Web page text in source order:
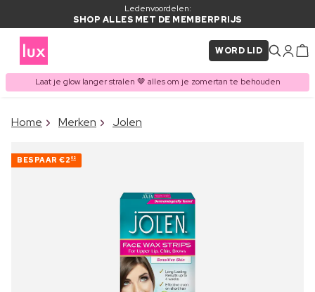
Ledenvoordelen:
SHOP ALLES MET DE MEMBERPRIJS
WORD LID
Laat je glow langer stralen 🤎 alles om je zomertan te behouden
ITEM TOEGEVOEGD AAN
Home Merken Jolen
BESPAAR €2 02